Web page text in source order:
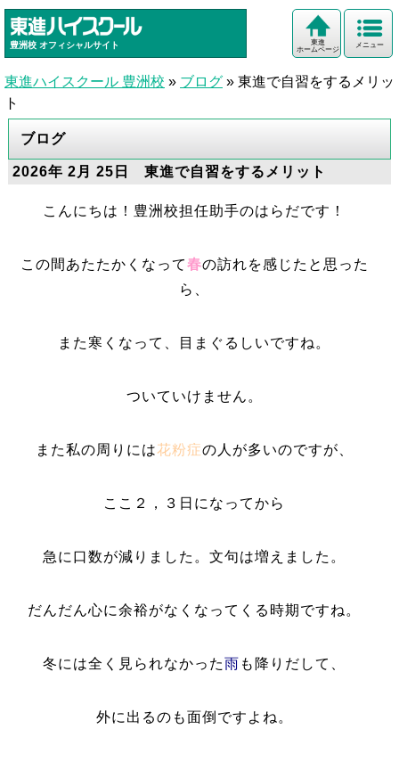
豊洲校 オフィシャルサイト メニュー
東進
ホームページ
東進ハイスクール 豊洲校 » ブログ » 東進で自習をするメリッ
ト
ブログ
2026年 2月 25日 東進で自習をするメリット
こんにちは！豊洲校担任助手のはらだです！
この間あたたかくなって春の訪れを感じたと思った
ら、
また寒くなって、目まぐるしいですね。
ついていけません。
また私の周りには花粉症の人が多いのですが、
ここ２，３日になってから
急に口数が減りました。文句は増えました。
だんだん心に余裕がなくなってくる時期ですね。
冬には全く見られなかった雨 も降りだして、
外に出るのも面倒ですよね。